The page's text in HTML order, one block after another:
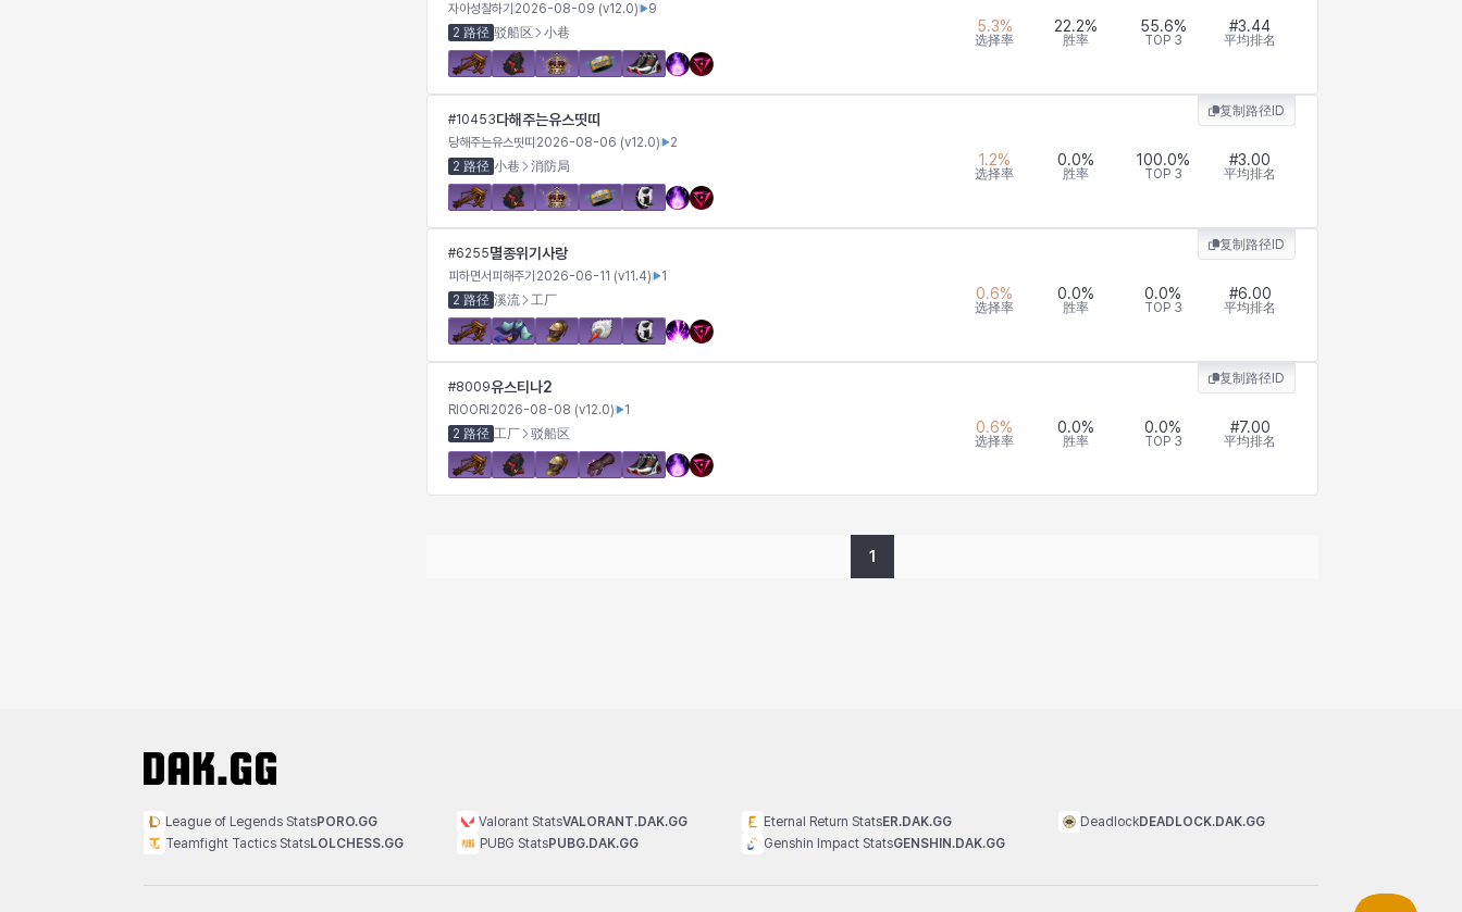
艾登 芬里尔
莉诺尔 菲欧娜 蒂娅 西奥多
자아성찰하기 2026-08-09 (v12.0)
9
2 路径 驳船区 小巷 5.3%
选择率
22.2%
胜率
55.6%
TOP 3
#3.44
平均排名
复制路径ID
#10453다해주는유스띳띠
당해주는유스띳띠 2026-08-06 (v12.0)
2
2 路径 小巷 消防局 1.2%
选择率
0.0%
胜率
100.0%
TOP 3
#3.00
平均排名
复制路径ID
#6255멸종위기사랑
피하면서피해주기 2026-06-11 (v11.4)
1
2 路径 溪流 工厂 0.6%
选择率
0.0%
胜率
0.0%
TOP 3
#6.00
平均排名
复制路径ID
#8009유스티나2
RIOORI 2026-08-08 (v12.0)
1
2 路径 工厂 驳船区 0.6%
选择率
0.0%
胜率
0.0%
TOP 3
#7.00
平均排名
1
League of Legends StatsPORO.GG
Teamfight Tactics StatsLOLCHESS.GG
Valorant StatsVALORANT.DAK.GG
PUBG StatsPUBG.DAK.GG
Eternal Return StatsER.DAK.GG
Genshin Impact StatsGENSHIN.DAK.GG
DeadlockDEADLOCK.DAK.GG